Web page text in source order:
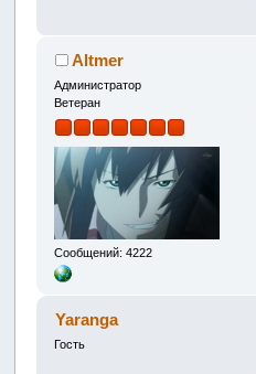
Altmer
Администратор
Ветеран
Сообщений: 4222
Yaranga
Гость